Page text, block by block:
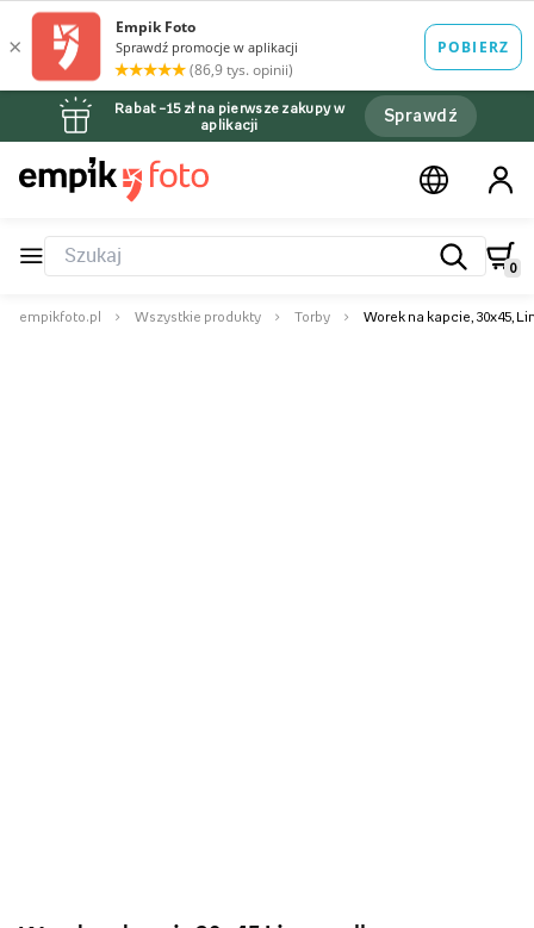
Rabat –15 zł na pierwsze zakupy w
aplikacji
Sprawdź
0
empikfoto.pl Wszystkie produkty Torby Worek na kapcie, 30x45,